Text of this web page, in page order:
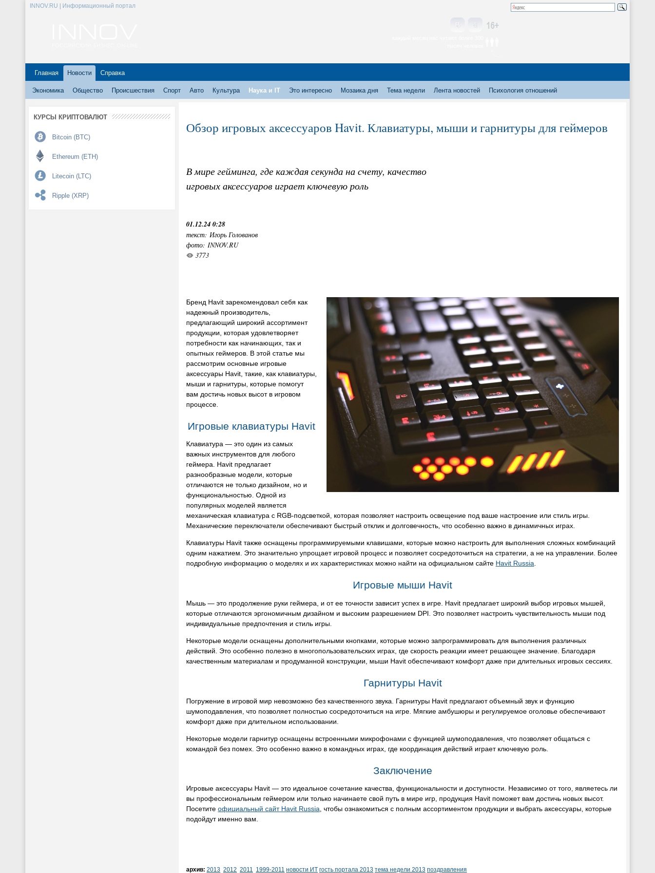
INNOV.RU | Информационный портал
Главная Новости Справка
Экономика Общество Происшествия Спорт Авто Культура Наука и IT Это интересно Мозаика дня Тема недели Лента новостей Психология отношений
КУРСЫ КРИПТОВАЛЮТ
Bitcoin (BTC)
Ethereum (ETH)
Litecoin (LTC)
Ripple (XRP)
Обзор игровых аксессуаров Havit. Клавиатуры, мыши и гарнитуры для геймеров
В мире гейминга, где каждая секунда на счету, качество
игровых аксессуаров играет ключевую роль
01.12.24 0:28
текст: Игорь Голованов
фото: INNOV.RU
3773
Бренд Havit зарекомендовал себя как
надежный производитель,
предлагающий широкий ассортимент
продукции, которая удовлетворяет
потребности как начинающих, так и
опытных геймеров. В этой статье мы
рассмотрим основные игровые
аксессуары Havit, такие, как клавиатуры,
мыши и гарнитуры, которые помогут
вам достичь новых высот в игровом
процессе.
Игровые клавиатуры Havit
Клавиатура — это один из самых
важных инструментов для любого
геймера. Havit предлагает
разнообразные модели, которые
отличаются не только дизайном, но и
функциональностью. Одной из
популярных моделей является
механическая клавиатура с RGB-подсветкой, которая позволяет настроить освещение под ваше настроение или стиль игры.
Механические переключатели обеспечивают быстрый отклик и долговечность, что особенно важно в динамичных играх.
Клавиатуры Havit также оснащены программируемыми клавишами, которые можно настроить для выполнения сложных комбинаций
одним нажатием. Это значительно упрощает игровой процесс и позволяет сосредоточиться на стратегии, а не на управлении. Более
подробную информацию о моделях и их характеристиках можно найти на официальном сайте Havit Russia.
Игровые мыши Havit
Мышь — это продолжение руки геймера, и от ее точности зависит успех в игре. Havit предлагает широкий выбор игровых мышей,
которые отличаются эргономичным дизайном и высоким разрешением DPI. Это позволяет настроить чувствительность мыши под
индивидуальные предпочтения и стиль игры.
Некоторые модели оснащены дополнительными кнопками, которые можно запрограммировать для выполнения различных
действий. Это особенно полезно в многопользовательских играх, где скорость реакции имеет решающее значение. Благодаря
качественным материалам и продуманной конструкции, мыши Havit обеспечивают комфорт даже при длительных игровых сессиях.
Гарнитуры Havit
Погружение в игровой мир невозможно без качественного звука. Гарнитуры Havit предлагают объемный звук и функцию
шумоподавления, что позволяет полностью сосредоточиться на игре. Мягкие амбушюры и регулируемое оголовье обеспечивают
комфорт даже при длительном использовании.
Некоторые модели гарнитур оснащены встроенными микрофонами с функцией шумоподавления, что позволяет общаться с
командой без помех. Это особенно важно в командных играх, где координация действий играет ключевую роль.
Заключение
Игровые аксессуары Havit — это идеальное сочетание качества, функциональности и доступности. Независимо от того, являетесь ли
вы профессиональным геймером или только начинаете свой путь в мире игр, продукция Havit поможет вам достичь новых высот.
Посетите официальный сайт Havit Russia, чтобы ознакомиться с полным ассортиментом продукции и выбрать аксессуары, которые
подойдут именно вам.
архив: 2013 2012 2011 1999-2011 новости ИТ гость портала 2013 тема недели 2013 поздравления